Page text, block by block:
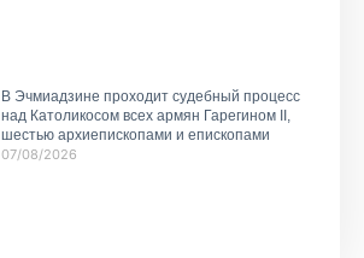
В Эчмиадзине проходит судебный процесс
над Католикосом всех армян Гарегином II,
шестью архиепископами и епископами
07/08/2026